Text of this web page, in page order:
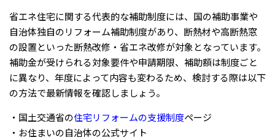
省エネ住宅に関する代表的な補助制度には、国の補助事業や
自治体独自のリフォーム補助制度があり、断熱材や高断熱窓
の設置といった断熱改修・省エネ改修が対象となっています。
補助金が受けられる対象要件や申請期限、補助額は制度ごと
に異なり、年度によって内容も変わるため、検討する際は以下
の方法で最新情報を確認しましょう。
・国土交通省の住宅リフォームの支援制度ページ
・お住まいの自治体の公式サイト